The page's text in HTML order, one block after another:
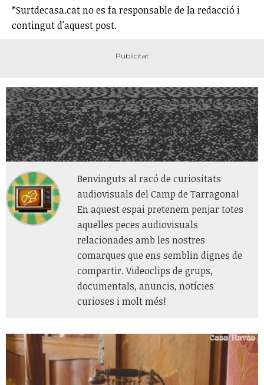
*Surtdecasa.cat no es fa responsable de la redacció i
contingut d'aquest post.
Benvinguts al racó de curiositats
audiovisuals del Camp de Tarragona!
En aquest espai pretenem penjar totes
aquelles peces audiovisuals
relacionades amb les nostres
comarques que ens semblin dignes de
compartir. Videoclips de grups,
documentals, anuncis, notícies
curioses i molt més!